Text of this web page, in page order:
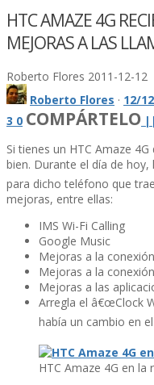
HTC AMAZE 4G
MEJORAS A LAS
Roberto Flores 2011-12-12
Roberto Flores · 12/
3 0 COMPÁRTELO | |
Si tienes un HTC Amaze
bien. Durante el dí­a de
para dicho teléfono que
mejoras, entre ellas:
IMS Wi-Fi Calling
Google Music
Mejoras a la
Mejoras a la
Mejoras a las
Arregla el â€œClock
habí­a un cambio en
HTC Amaze 4G en